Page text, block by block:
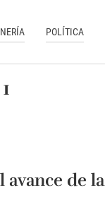
POLÍTICA
avance de la